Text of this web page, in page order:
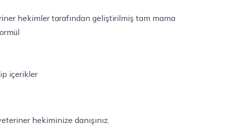
hekimler tarafından geliştirilmiş tam mama
içerikler
hekiminize danışınız.